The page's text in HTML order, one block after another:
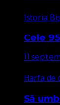
Istoria
Cele
11
Harfa de
Să